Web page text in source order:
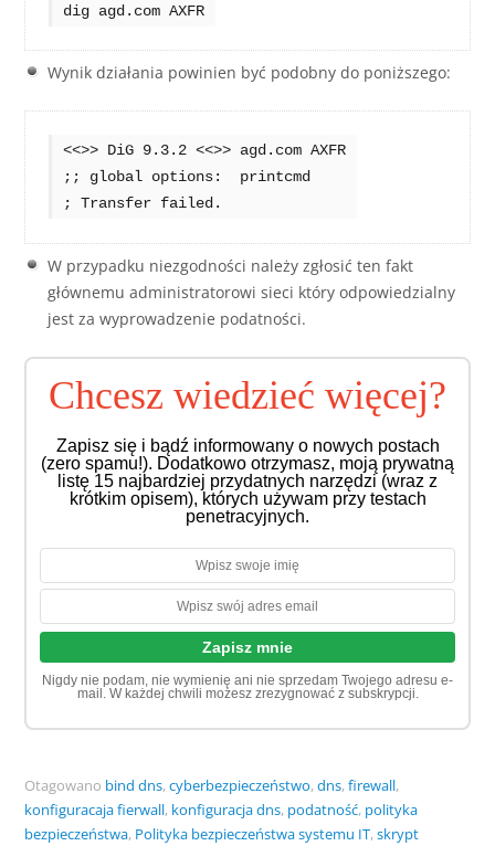
dig agd.com AXFR
Wynik działania powinien być podobny do poniższego:
<<>> DiG 9.3.2 <<>> agd.com AXFR
;; global options:  printcmd
; Transfer failed.
W przypadku niezgodności należy zgłosić ten fakt
głównemu administratorowi sieci który odpowiedzialny
jest za wyprowadzenie podatności.
Chcesz wiedzieć więcej?
Zapisz się i bądź informowany o nowych postach
(zero spamu!). Dodatkowo otrzymasz, moją prywatną
listę 15 najbardziej przydatnych narzędzi (wraz z
krótkim opisem), których używam przy testach
penetracyjnych.
Nigdy nie podam, nie wymienię ani nie sprzedam Twojego adresu e-
mail. W każdej chwili możesz zrezygnować z subskrypcji.
Otagowano bind dns,cyberbezpieczeństwo,dns,firewall,
konfiguracaja fierwall, konfiguracja dns, podatność, polityka
bezpieczeństwa, Polityka bezpieczeństwa systemu IT,skrypt